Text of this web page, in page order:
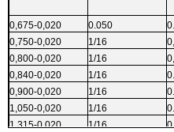
0,675-0,020 0.050
0,750-0,020
1/16
0,800-0,020
1/16
0,840-0,020
1/16
0,900-0,020
1/16
1,050-0,020
1/16
1,315-0,020
1/16